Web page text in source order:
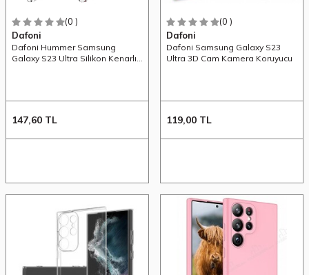
(0 )
Dafoni
Dafoni Hummer Samsung
Galaxy S23 Ultra Silikon Kenarlı
147,60 TL
(0 )
Dafoni
Dafoni Samsung Galaxy S23
Ultra 3D Cam Kamera Koruyucu
119,00 TL